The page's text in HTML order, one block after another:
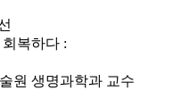
복하다 :
원 생명과학과 교수